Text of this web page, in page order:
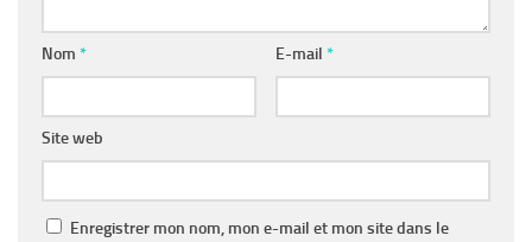
Nom * E-mail *
Site web
Enregistrer mon nom, mon e-mail et mon site dans le